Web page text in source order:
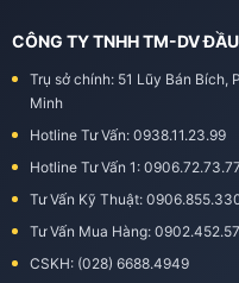
CÔNG TY TNHH TM-DV
Trụ sở chính: 51 Lũy Bán Bích,
Minh
Hotline Tư Vấn: 0938.11.23.99
Hotline Tư Vấn 1: 0906.72.73.77
Tư Vấn Kỹ Thuật:
Tư Vấn Mua Hàng:
CSKH: (028) 6688.4949